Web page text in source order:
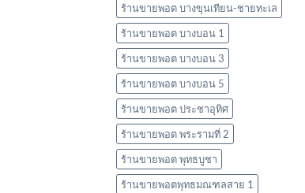
ร้านขายพอต บางขุนเทียน-ชายทะเล
ร้านขายพอต บางบอน 1
ร้านขายพอต บางบอน 3
ร้านขายพอต บางบอน 5
ร้านขายพอต ประชาอุทิศ
ร้านขายพอต พระรามที่ 2
ร้านขายพอต พุทธบูชา
ร้านขายพอตพุทธมณฑลสาย 1